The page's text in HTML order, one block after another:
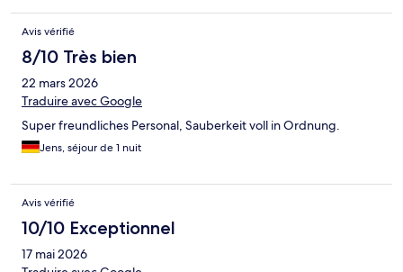
Avis vérifié
8/10 Très bien
22 mars 2026
Traduire avec Google
Super freundliches Personal, Sauberkeit voll in Ordnung.
Jens, séjour de 1 nuit
Avis vérifié
10/10 Exceptionnel
17 mai 2026